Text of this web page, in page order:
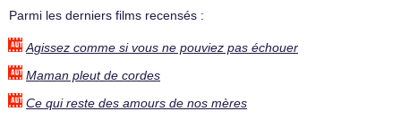
Parmi les derniers films recensés :
Agissez comme si vous ne pouviez pas échouer
Maman pleut de cordes
Ce qui reste des amours de nos mères